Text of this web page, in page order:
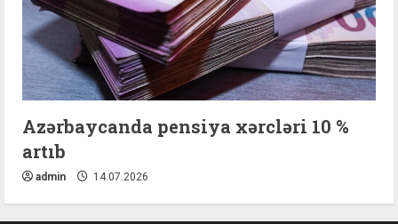
Azərbaycanda pensiya xərcləri 10 %
artıb
admin 14.07.2026